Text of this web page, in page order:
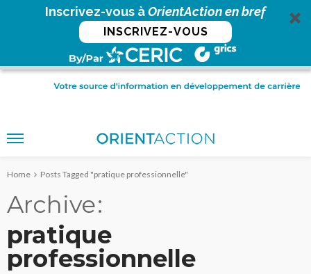
Inscrivez-vous àOrientAction en bref
INSCRIVEZ-VOUS
Home Posts Tagged "pratique professionnelle"
Archive
pratique
professionnelle